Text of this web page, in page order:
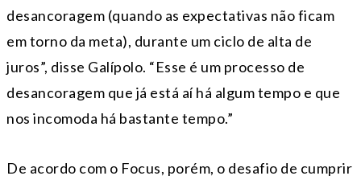
desancoragem (quando as expectativas não ficam
em torno da meta), durante um ciclo de alta de
juros”, disse Galípolo. “Esse é um processo de
desancoragem que já está aí há algum tempo e que
nos incomoda há bastante tempo.”
De acordo com o Focus, porém, o desafio de cumprir